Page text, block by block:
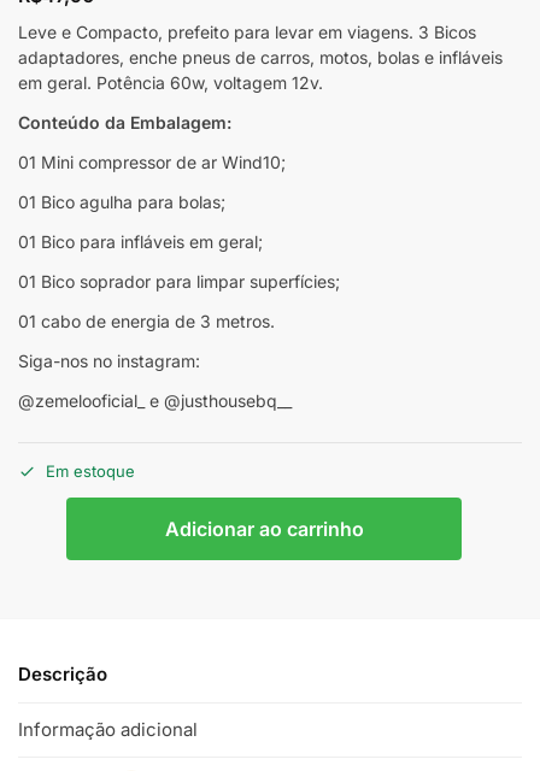
Leve e Compacto, prefeito para levar em viagens. 3 Bicos
adaptadores, enche pneus de carros, motos, bolas e infláveis
em geral. Potência 60w, voltagem 12v.
Conteúdo da Embalagem:
01 Mini compressor de ar Wind10;
01 Bico agulha para bolas;
01 Bico para infláveis em geral;
01 Bico soprador para limpar superfícies;
01 cabo de energia de 3 metros.
Siga-nos no instagram:
@zemelooficial_ e @justhousebq__
Em estoque
Adicionar ao carrinho
Descrição
Informação adicional